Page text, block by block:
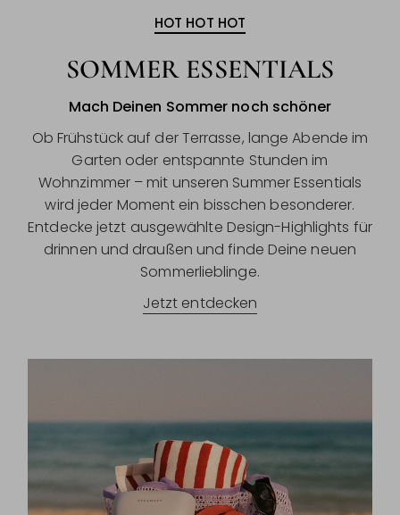
HOT HOT HOT
SOMMER ESSENTIALS
Mach Deinen Sommer noch schöner
Ob Frühstück auf der Terrasse, lange Abende im
Garten oder entspannte Stunden im
Wohnzimmer – mit unseren Summer Essentials
wird jeder Moment ein bisschen besonderer.
Entdecke jetzt ausgewählte Design-Highlights für
drinnen und draußen und finde Deine neuen
Sommerlieblinge.
Jetzt entdecken